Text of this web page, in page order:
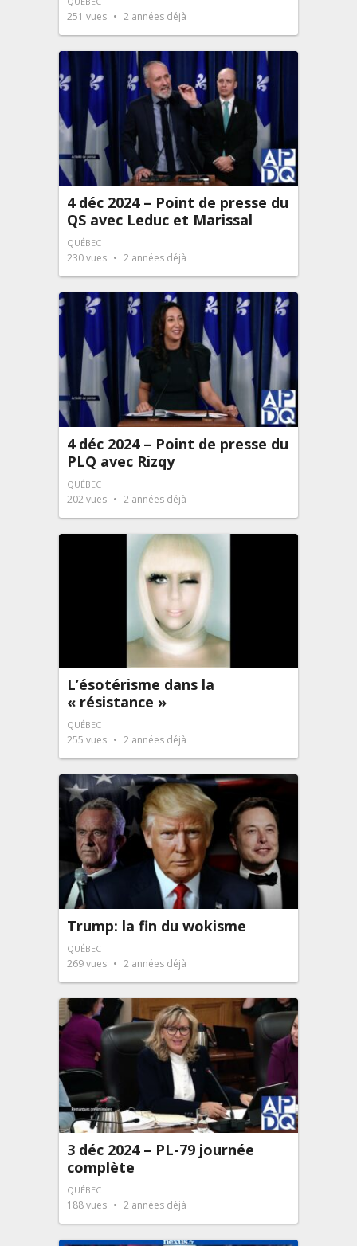
251 vues 2 années déjà
4 déc 2024 – Point de presse du
QS avec Leduc et Marissal
QUÉBEC
230vues 2 années déjà
4 déc 2024 – Point de presse du
PLQ avec Rizqy
QUÉBEC
202vues 2 années déjà
L’ésotérisme dans la
« résistance »
QUÉBEC
255 vues 2 années déjà
Trump: la fin du wokisme
QUÉBEC
269vues 2 années déjà
3 déc 2024 – PL-79 journée
complète
QUÉBEC
188vues 2 années déjà